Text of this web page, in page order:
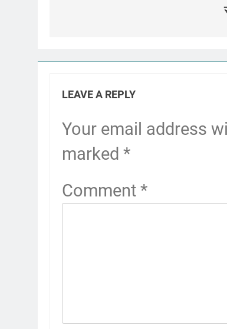
LEAVE A REPLY
Your email address
marked *
Comment *